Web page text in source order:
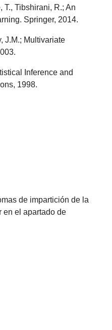
T., Tibshirani, R.; An
Springer, 2014.
J.M.; Multivariate
Inference and
1998.
de impartición de la
en el apartado de